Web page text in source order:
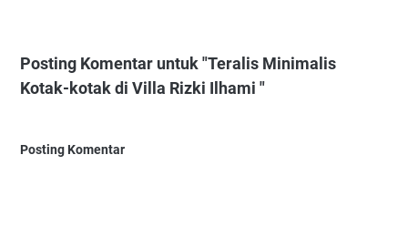
Posting Komentar untuk "Teralis Minimalis
Kotak-kotak di Villa Rizki Ilhami⁠ ⁠"
Posting Komentar